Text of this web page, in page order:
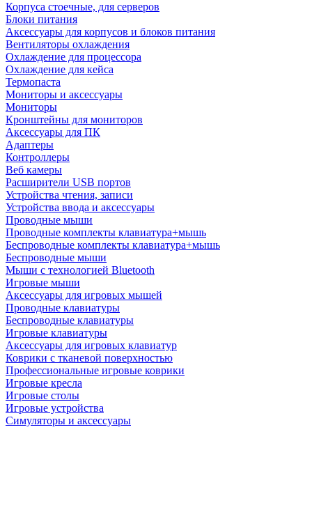
Корпуса стоечные, для серверов
Блоки питания
Аксессуары для корпусов и блоков питания
Вентиляторы охлаждения
Охлаждение для процессора
Охлаждение для кейса
Термопаста
Мониторы и аксессуары
Мониторы
Кронштейны для мониторов
Аксессуары для ПК
Адаптеры
Контроллеры
Веб камеры
Расширители USB портов
Устройства чтения, записи
Устройства ввода и аксессуары
Проводные мыши
Проводные комплекты клавиатура+мышь
Беспроводные комплекты клавиатура+мышь
Беспроводные мыши
Мыши с технологией Bluetooth
Игровые мыши
Аксессуары для игровых мышей
Проводные клавиатуры
Беспроводные клавиатуры
Игровые клавиатуры
Аксессуары для игровых клавиатур
Коврики с тканевой поверхностью
Профессиональные игровые коврики
Игровые кресла
Игровые столы
Игровые устройства
Симуляторы и аксессуары